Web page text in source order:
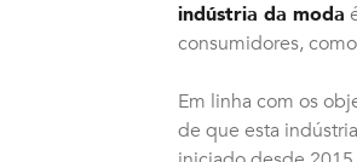
indústria da moda
consumidores,
Em linha com os
de que esta